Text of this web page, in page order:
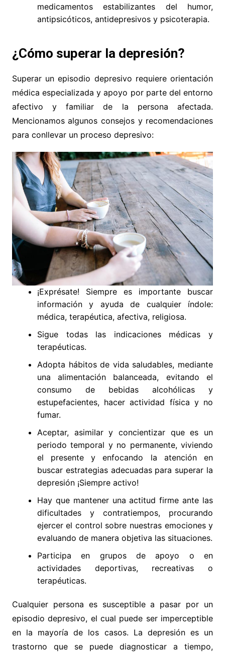
medicamentos estabilizantes del humor,
antipsicóticos, antidepresivos y psicoterapia.
¿Cómo superar la depresión?
Superar un episodio depresivo requiere orientación
médica especializada y apoyo por parte del entorno
afectivo y familiar de la persona afectada.
Mencionamos algunos consejos y recomendaciones
para conllevar un proceso depresivo:
¡Exprésate! Siempre es importante buscar
información y ayuda de cualquier índole:
médica, terapéutica, afectiva, religiosa.
Sigue todas las indicaciones médicas y
terapéuticas.
Adopta hábitos de vida saludables, mediante
una alimentación balanceada, evitando el
consumo de bebidas alcohólicas y
estupefacientes, hacer actividad física y no
fumar.
Aceptar, asimilar y concientizar que es un
periodo temporal y no permanente, viviendo
el presente y enfocando la atención en
buscar estrategias adecuadas para superar la
depresión ¡Siempre activo!
Hay que mantener una actitud firme ante las
dificultades y contratiempos, procurando
ejercer el control sobre nuestras emociones y
evaluando de manera objetiva las situaciones.
Participa en grupos de apoyo o en
actividades deportivas, recreativas o
terapéuticas.
Cualquier persona es susceptible a pasar por un
episodio depresivo, el cual puede ser imperceptible
en la mayoría de los casos. La depresión es un
trastorno que se puede diagnosticar a tiempo,